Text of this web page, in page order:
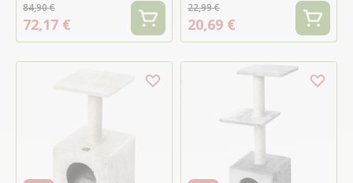
84,90 €
72,17 €
22,99 €
20,69 €